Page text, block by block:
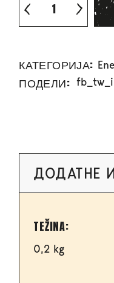
КАТЕГОРИЈА:
ПОДЕЛИ: fb tw
ДОДАТНЕ
TEŽINA
0,2 kg